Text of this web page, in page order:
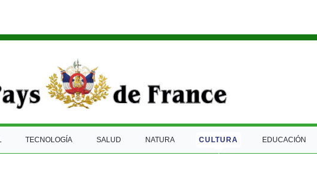
TECNOLOGÍA SALUD NATURA CULTURA EDUCACIÓN